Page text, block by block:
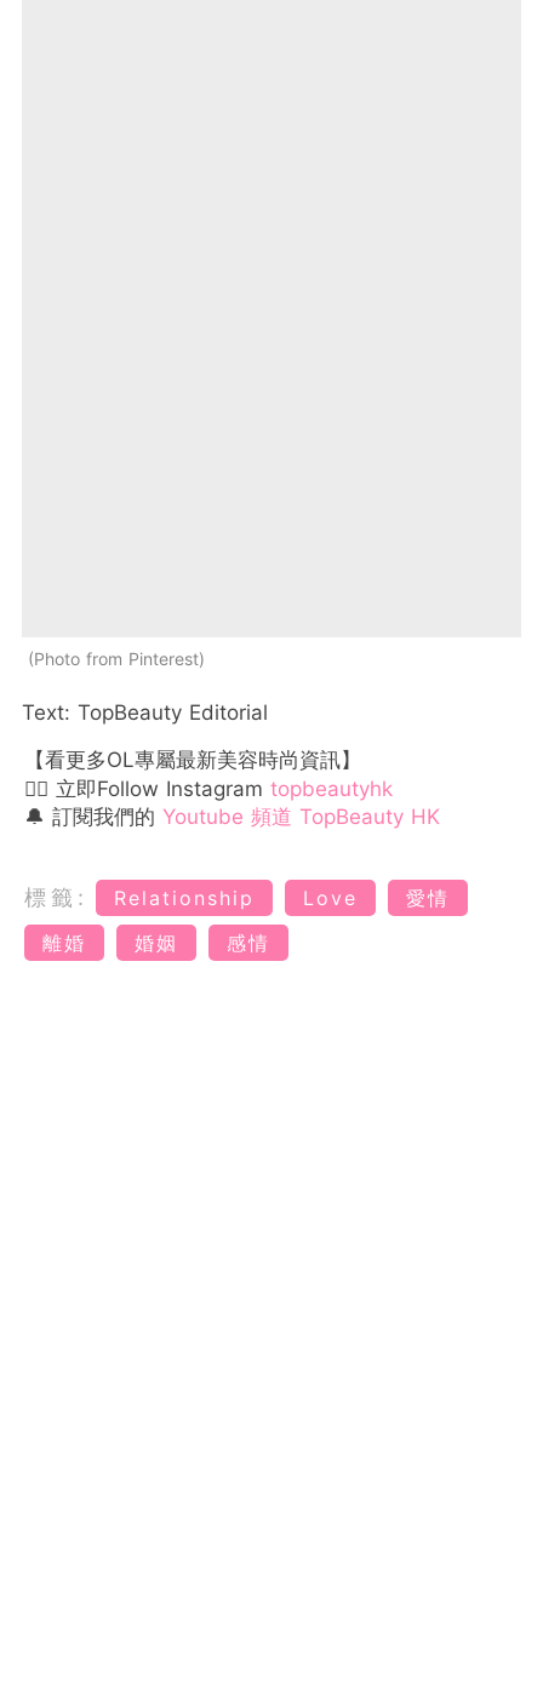
Photo from Pinterest
Text: TopBeauty Editorial
【看更多OL專屬最新美容時尚資訊】
👉🏻 立即Follow Instagram topbeautyhk
🔔 訂閱我們的 Youtube 頻道 TopBeauty HK
標籤: Relationship Love
愛情
離婚
婚姻 感情